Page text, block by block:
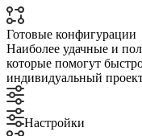
Готовые конфигурации
Наиболее удачные и
которые помогут
индивидуальный
Настройки